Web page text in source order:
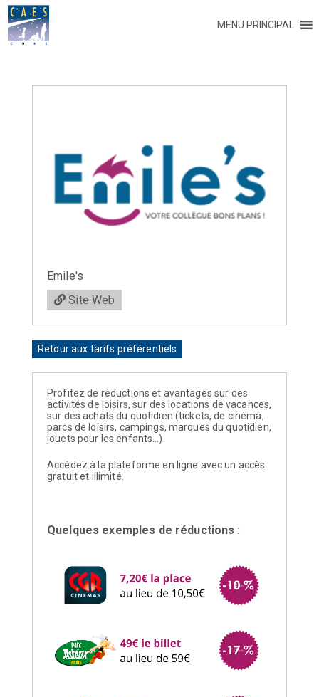
MENU PRINCIPAL
Emile's
Site Web
Retour aux tarifs préférentiels
Profitez de réductions et avantages sur des
activités de loisirs, sur des locations de vacances,
sur des achats du quotidien (tickets, de cinéma,
parcs de loisirs, campings, marques du quotidien,
jouets pour les enfants…).
Accédez à la plateforme en ligne avec un accès
gratuit et illimité.
Quelques exemples de réductions :